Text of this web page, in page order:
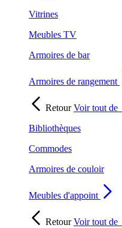
Vitrines
Meubles TV
Armoires de bar
Armoires de rangement
RetourVoir tout de
Bibliothèques
Commodes
Armoires de couloir
Meubles d'appoint
RetourVoir tout de